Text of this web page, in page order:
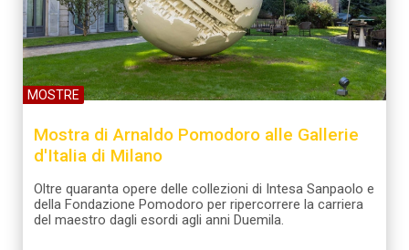
MOSTRE
Mostra di Arnaldo Pomodoro alle Gallerie
d'Italia di Milano
Oltre quaranta opere delle collezioni di Intesa Sanpaolo e
della Fondazione Pomodoro per ripercorrere la carriera
del maestro dagli esordi agli anni Duemila.